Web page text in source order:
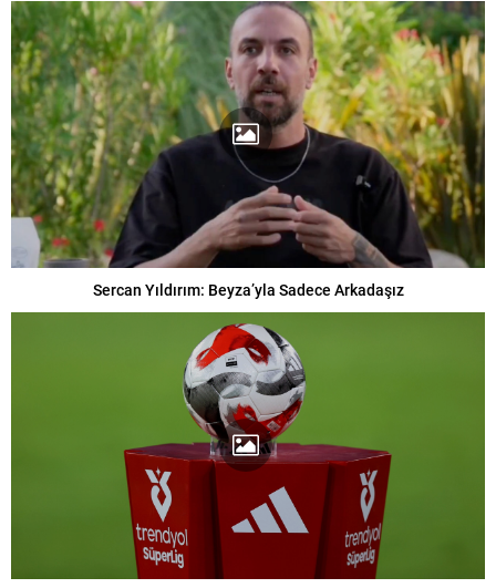
Sercan Yıldırım: Beyza’yla Sadece Arkadaşız